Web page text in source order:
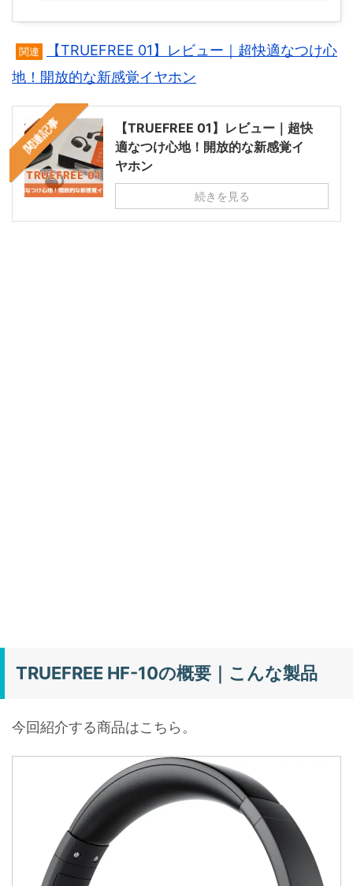
関連
【TRUEFREE 01】レビュー｜超快適なつけ心
地！開放的な新感覚イヤホン
関連記事
【TRUEFREE 01】レビュー｜超快
適なつけ心地！開放的な新感覚イ
ヤホン
続きを見る
TRUEFREE HF-10の概要｜こんな製品
今回紹介する商品はこちら。